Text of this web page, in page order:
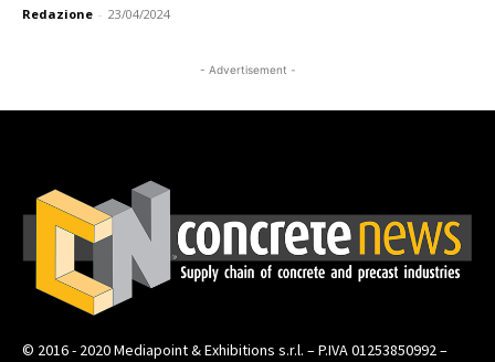
Redazione - 23/04/2024
- Advertisement -
© 2016 - 2020 Mediapoint & Exhibitions s.r.l. – P.IVA 01253850992 –